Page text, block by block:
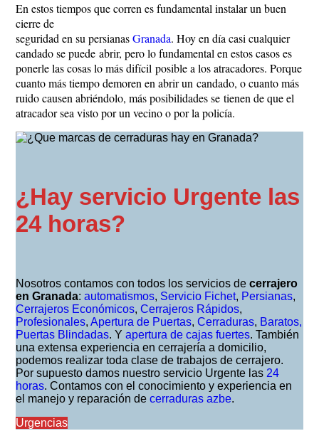
En estos tiempos que corren es fundamental instalar un buen
cierre de
seguridad en su persianasGranada. Hoy en día casi cualquier
candado se puede abrir, pero lo fundamental en estos casos es
ponerle las cosas lo más difícil posible a los atracadores. Porque
cuanto más tiempo demoren en abrir un candado, o cuanto más
ruido causen abriéndolo, más posibilidades se tienen de que el
atracador sea visto por un vecino o por la policía.
¿Hay servicio Urgente las
24 horas?
Nosotros contamos con todos los servicios decerrajero
en Granada:automatismos, Servicio Fichet, Persianas,
Cerrajeros Económicos,Cerrajeros Rápidos,
Profesionales,Apertura de Puertas,Cerraduras, Baratos,
Puertas Blindadas. Yapertura de cajas fuertes. También
una extensa experiencia en cerrajería a domicilio,
podemos realizar toda clase de trabajos de cerrajero.
Por supuesto damos nuestro servicio Urgente las 24
horas. Contamos con el conocimiento y experiencia en
el manejo y reparación decerraduras azbe.
Urgencias